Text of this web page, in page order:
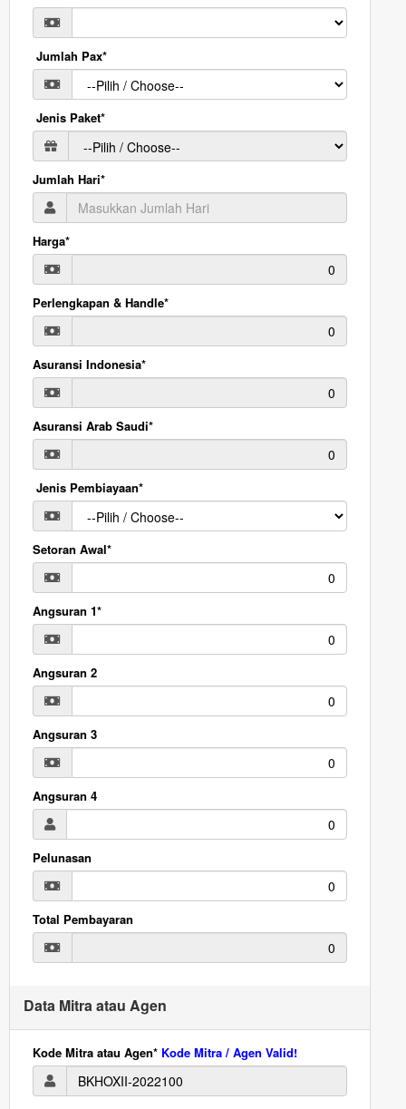
Jumlah Pax*
Jenis Paket*
Jumlah Hari*
Harga*
Perlengkapan & Handle*
Asuransi Indonesia*
Asuransi Arab Saudi*
Jenis Pembiayaan*
Setoran Awal*
Angsuran 1*
Angsuran 2
Angsuran 3
Angsuran 4
Pelunasan
Total Pembayaran
Data Mitra atau Agen
Kode Mitra atau Agen* Kode Mitra / Agen Valid!